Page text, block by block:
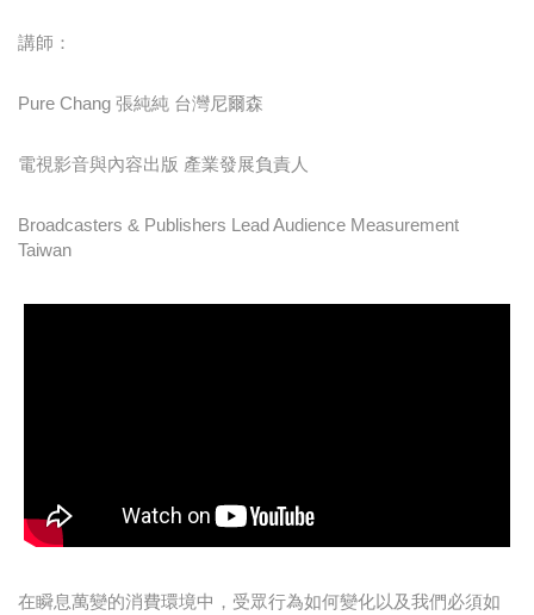
講師：
Pure Chang 張純純 台灣尼爾森
電視影音與內容出版 產業發展負責人
Broadcasters & Publishers Lead Audience Measurement
Taiwan
在瞬息萬變的消費環境中，受眾行為如何變化以及我們必須如